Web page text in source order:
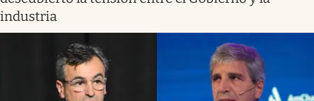
industria